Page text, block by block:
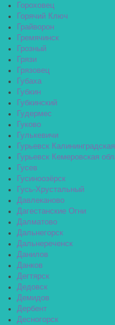
Гороховец
Горячий Ключ
Грайворон
Гремячинск
Грозный
Грязи
Грязовец
Губаха
Губкин
Губкинский
Гудермес
Гуково
Гулькевичи
Гурьевск
Гурьевск Кемеровская
Гусев
Гусиноозёрск
Гусь-Хрустальный
Давлеканово
Дагестанские Огни
Далматово
Дальнегорск
Дальнереченск
Данилов
Данков
Дегтярск
Дедовск
Демидов
Дербент
Десногорск